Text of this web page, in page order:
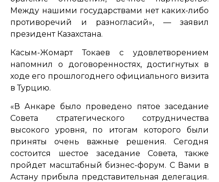
Между нашими государствами нет каких-либо
противоречий и разногласий», — заявил
президент Казахстана.
Касым-Жомарт Токаев с удовлетворением
напомнил о договоренностях, достигнутых в
ходе его прошлогоднего официального визита
в Турцию.
«В Анкаре было проведено пятое заседание
Совета стратегического сотрудничества
высокого уровня, по итогам которого были
приняты очень важные решения. Сегодня
состоится шестое заседание Совета, также
пройдет масштабный бизнес-форум. С Вами в
Астану прибыла представительная делегация.